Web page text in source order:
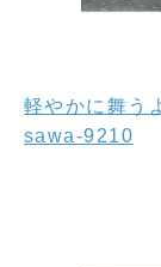
軽やかに舞う
sawa-9210